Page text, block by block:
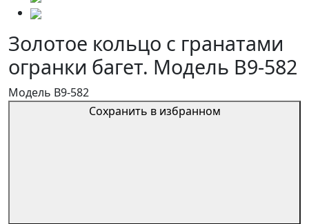
Золотое кольцо с гранатами
огранки багет. Модель B9-582
Модель B9-582
Сохранить в избранном